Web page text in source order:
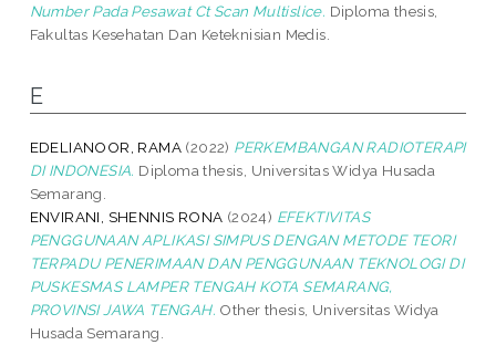
Number Pada Pesawat Ct Scan Multislice. Diploma thesis,
Fakultas Kesehatan Dan Keteknisian Medis.
E
EDELIANOOR, RAMA (2022) PERKEMBANGAN RADIOTERAPI
DI INDONESIA. Diploma thesis, Universitas Widya Husada
Semarang.
ENVIRANI, SHENNIS RONA (2024) EFEKTIVITAS
PENGGUNAAN APLIKASI SIMPUS DENGAN METODE TEORI
TERPADU PENERIMAAN DAN PENGGUNAAN TEKNOLOGI DI
PUSKESMAS LAMPER TENGAH KOTA SEMARANG,
PROVINSI JAWA TENGAH. Other thesis, Universitas Widya
Husada Semarang.